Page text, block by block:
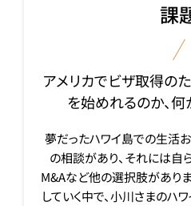
課
アメリカでビザ取得の
を始めれるのか、
夢だったハワイ島での生活
の相談があり、それには自
M&Aなど他の選択肢があり
していく中で、小川さまのハ